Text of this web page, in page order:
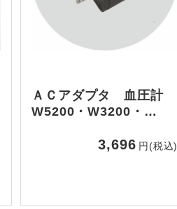
ＡＣアダプタ 血圧計
W5200・W3200・
3,696 円(税込)